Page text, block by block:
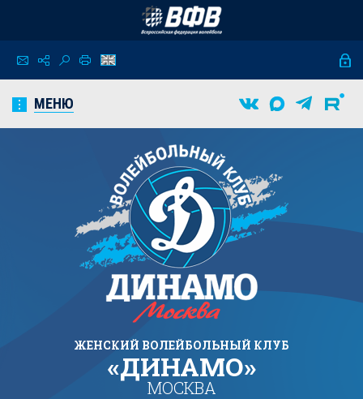
МЕНЮ
ЖЕНСКИЙ ВОЛЕЙБОЛЬНЫЙ КЛУБ
«ДИНАМО»
МОСКВА